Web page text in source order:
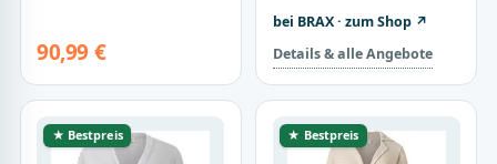
90,99 €
bei BRAX · zum Shop ↗
Details & alle Angebote
★ Bestpreis ★ Bestpreis